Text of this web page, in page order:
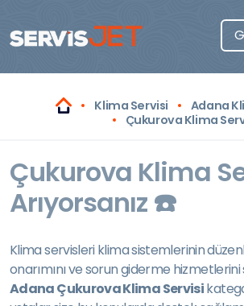
Klima Servisi
Adana
Çukurova Klima
Çukurova Klima
Arıyorsanız ☎️
Klima servisleri klima sistemlerinin düzenli
onarımını ve sorun giderme
Adana Çukurova Klima Servisi